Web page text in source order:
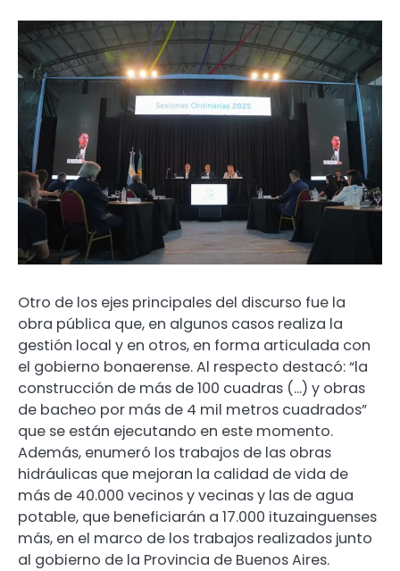
Otro de los ejes principales del discurso fue la
obra pública que, en algunos casos realiza la
gestión local y en otros, en forma articulada con
el gobierno bonaerense. Al respecto destacó: “la
construcción de más de 100 cuadras (…) y obras
de bacheo por más de 4 mil metros cuadrados”
que se están ejecutando en este momento.
Además, enumeró los trabajos de las obras
hidráulicas que mejoran la calidad de vida de
más de 40.000 vecinos y vecinas y las de agua
potable, que beneficiarán a 17.000 ituzainguenses
más, en el marco de los trabajos realizados junto
al gobierno de la Provincia de Buenos Aires.